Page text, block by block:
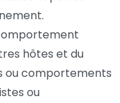
hôtes et du
ou comportements
ou